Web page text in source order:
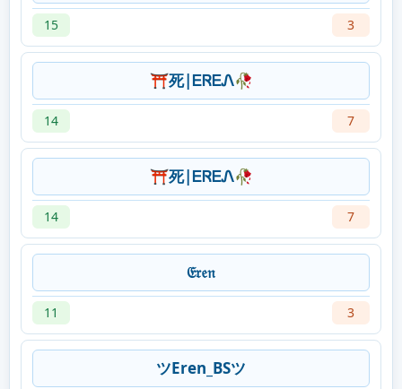
15 3
⛩死|ᎬᏒᎬᏁ🥀
14 7
⛩死|ᎬᏒᎬᏁ🥀
14 7
𝔈𝔯𝔢𝔫
11 3
ツEren_BSツ